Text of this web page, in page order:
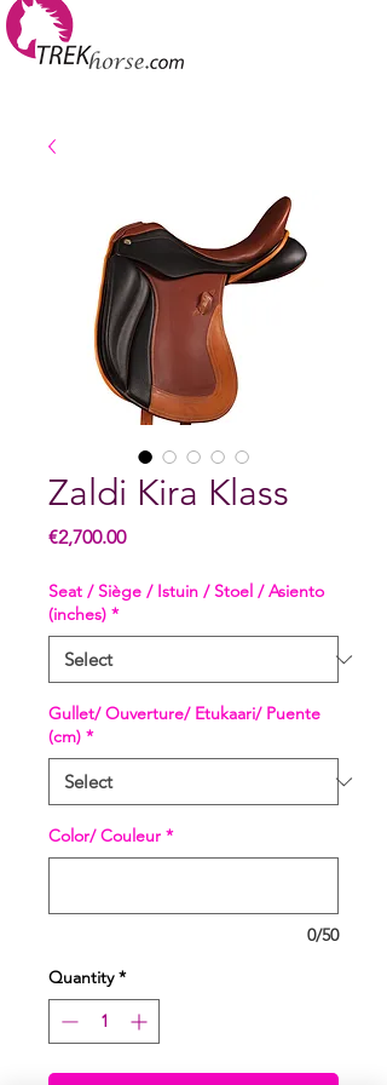
Zaldi Kira Klass
€2,700.00Price
Seat / Siège / Istuin / Stoel / Asiento
(inches) *
Gullet/ Ouverture/ Etukaari/ Puente
(cm) *
Color/ Couleur *
0/50
Quantity *